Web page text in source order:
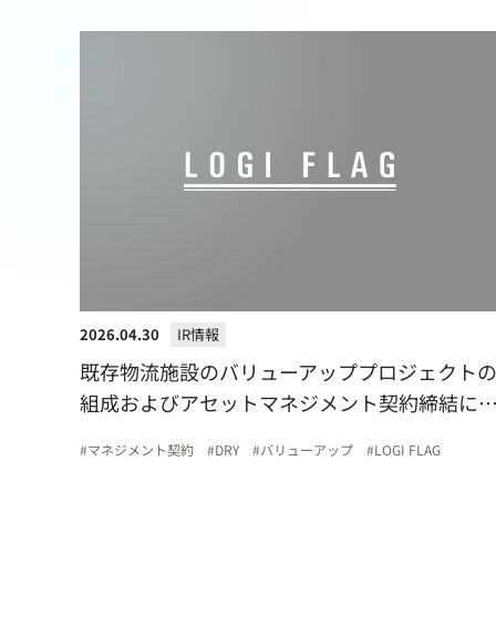
2026.04.30 IR情報
既存物流施設のバリューアッププロジェクトの
組成およびアセットマネジメント契約締結に
マネジメント契約 DRY バリューアップ LOGI FLAG